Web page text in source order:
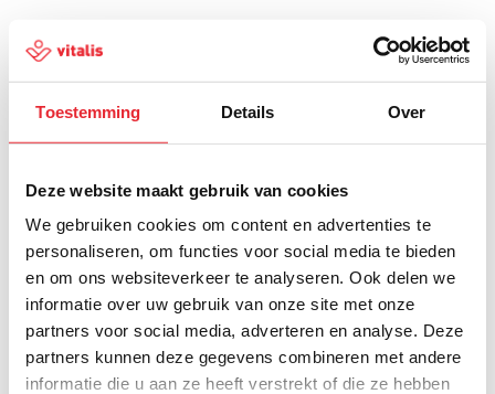
Toestemming Details Over
Deze website maakt gebruik van cookies
We gebruiken cookies om content en advertenties te
personaliseren, om functies voor social media te bieden
en om ons websiteverkeer te analyseren. Ook delen we
informatie over uw gebruik van onze site met onze
partners voor social media, adverteren en analyse. Deze
partners kunnen deze gegevens combineren met andere
informatie die u aan ze heeft verstrekt of die ze hebben
500
Er is iets fout gegaan
Probeer het later opnieuw of ga terug naar de
homepagina.